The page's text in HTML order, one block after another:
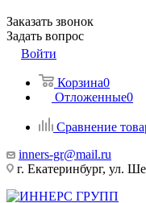
Заказать звонок
Задать вопрос
Войти
Корзина0
Отложенные0
Сравнение
inners-gr@mail.ru
г. Екатеринбург, ул.